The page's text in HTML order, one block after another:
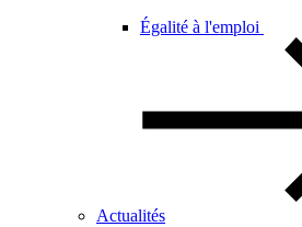
Égalité à l'emploi
Actualités